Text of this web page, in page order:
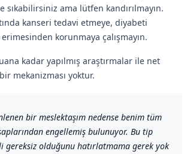
ama lütfen kandırılmayın.
kanseri tedavi etmeye, diyabeti
korunmaya çalışmayın.
kadar yapılmış araştırmalar ile net
mekanizması yoktur.
bir meslektaşım nedense benim tüm
engellemiş bulunuyor. Bu tip
gereksiz olduğunu hatırlatmama gerek yok